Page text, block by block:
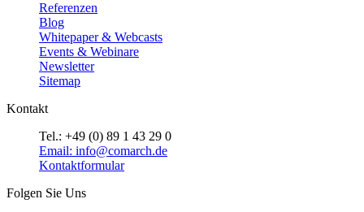
Referenzen
Blog
Whitepaper & Webcasts
Events & Webinare
Newsletter
Sitemap
Kontakt
Tel.: +49 (0) 89 1 43 29 0
Email: info@comarch.de
Kontaktformular
Folgen Sie Uns